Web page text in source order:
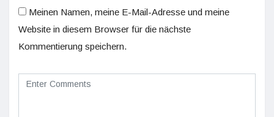
Meinen Namen, meine E-Mail-Adresse und meine
Website in diesem Browser für die nächste
Kommentierung speichern.